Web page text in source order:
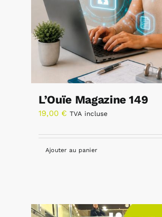
L’Ouïe Magazine 149
19,00 € TVA incluse
Ajouter au panier